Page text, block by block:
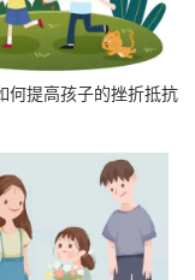
何提高孩子的挫折抵抗